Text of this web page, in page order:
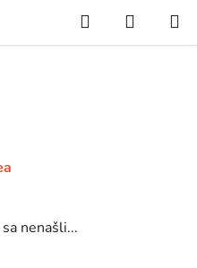
Hľadať
KOŠÍK
sa nenašli...